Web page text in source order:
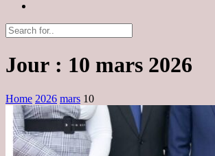
Jour : 10 mars 2026
Home 2026 mars 10